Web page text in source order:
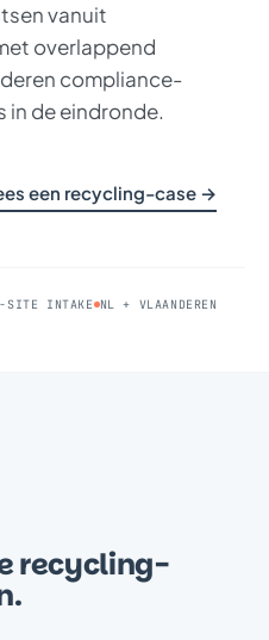
vanuit
overlappend
compliance-
in de eindronde.
een recycling-case →
SITE INTAKE NL + VLAANDEREN
recycling-